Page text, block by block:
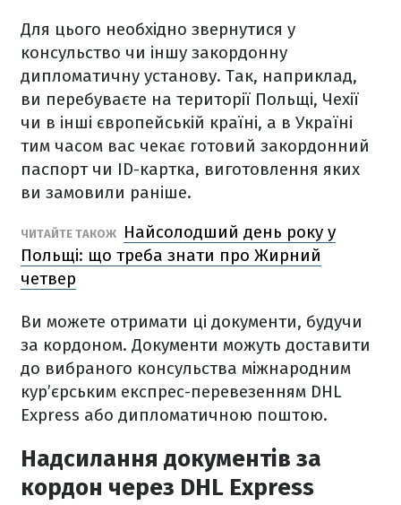
Для цього необхідно звернутися у
консульство чи іншу закордонну
дипломатичну установу. Так, наприклад,
ви перебуваєте на території Польщі, Чехії
чи в інші європейській країні, а в Україні
тим часом вас чекає готовий закордонний
паспорт чи ID-картка, виготовлення яких
ви замовили раніше.
ЧИТАЙТЕ ТАКОЖ
Найсолодший день року у
Польщі: що треба знати про Жирний
четвер
Ви можете отримати ці документи, будучи
за кордоном. Документи можуть доставити
до вибраного консульства міжнародним
кур’єрським експрес-перевезенням DHL
Express або дипломатичною поштою.
Надсилання документів за
кордон через DHL Express